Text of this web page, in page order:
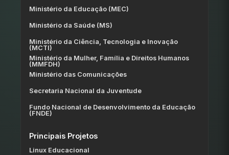
Ministério da Educação (MEC)
Ministério da Saúde (MS)
Ministério da Ciência, Tecnologia e Inovação
(MCTI)
Ministério da Mulher, Família e Direitos Humanos
(MMFDH)
Ministério das Comunicações
Secretaria Nacional da Juventude
Fundo Nacional de Desenvolvimento da Educação
(FNDE)
Principais Projetos
Linux Educacional